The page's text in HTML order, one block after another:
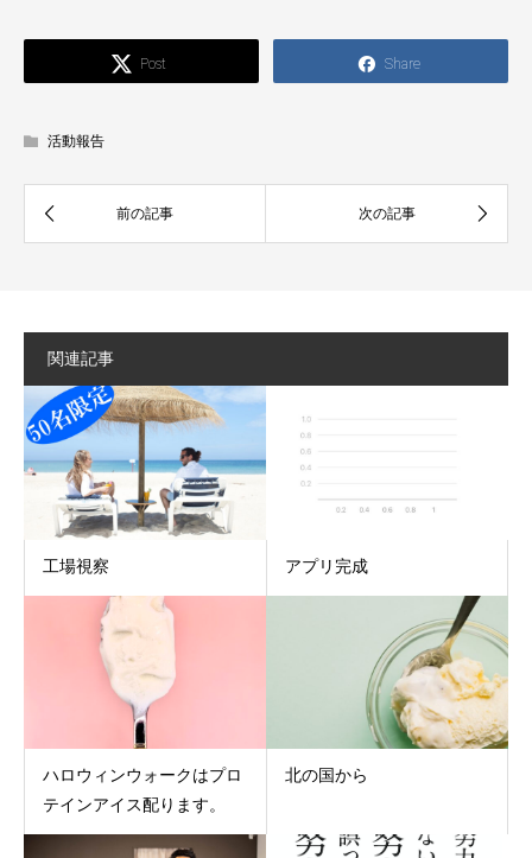
Post Share
活動報告
関連記事
工場視察 アプリ完成
ハロウィンウォークはプロ
テインアイス配ります。
北の国から